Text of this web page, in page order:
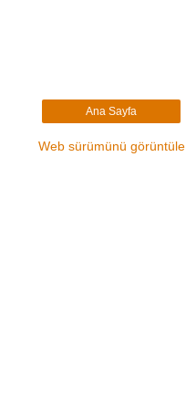
Ana Sayfa
Web sürümünü görüntüle